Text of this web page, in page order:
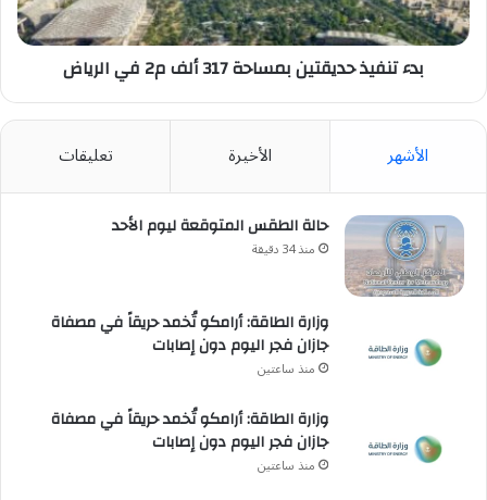
في
الرياض
بدء تنفيذ حديقتين بمساحة 317 ألف م2 في الرياض
الأشهر الأخيرة تعليقات
حالة الطقس المتوقعة ليوم الأحد
منذ 34 دقيقة
وزارة الطاقة: أرامكو تُخمد حريقاً في مصفاة
جازان فجر اليوم دون إصابات
منذ ساعتين
وزارة الطاقة: أرامكو تُخمد حريقاً في مصفاة
جازان فجر اليوم دون إصابات
منذ ساعتين